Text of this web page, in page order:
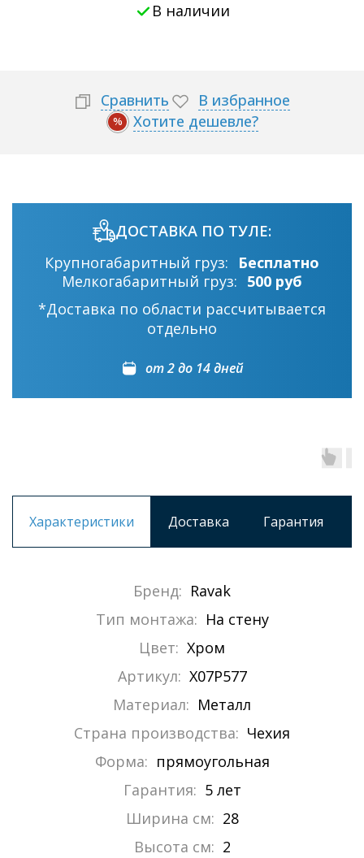
В наличии
Сравнить В избранное
% Хотите дешевле?
ДОСТАВКА ПО ТУЛЕ:
Крупногабаритный груз:
Бесплатно
Мелкогабаритный груз: 500 руб
*Доставка по области рассчитывается
отдельно
от 2 до 14 дней
Характеристики Доставка Гарантия
Бренд: Ravak
Тип монтажа: На стену
Цвет: Хром
Артикул: X07P577
Материал: Металл
Страна производства: Чехия
Форма: прямоугольная
Гарантия: 5 лет
Ширина см: 28
Высота см: 2